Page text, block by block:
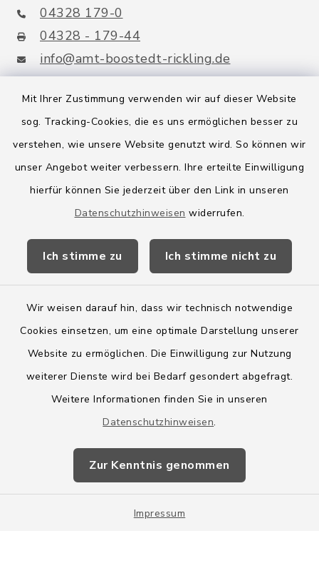
Mit Ihrer Zustimmung verwenden wir auf dieser Website
sog. Tracking-Cookies, die es uns ermöglichen besser zu
verstehen, wie unsere Website genutzt wird. So können wir
unser Angebot weiter verbessern. Ihre erteilte Einwilligung
hierfür können Sie jederzeit über den Link in unseren
Datenschutzhinweisen widerrufen.
Ich stimme zu Ich stimme nicht zu
Wir weisen darauf hin, dass wir technisch notwendige
Cookies einsetzen, um eine optimale Darstellung unserer
Website zu ermöglichen. Die Einwilligung zur Nutzung
weiterer Dienste wird bei Bedarf gesondert abgefragt.
Weitere Informationen finden Sie in unseren
Datenschutzhinweisen.
Zur Kenntnis genommen
Impressum
04328 179-0
04328 - 179-44
info@amt-boostedt-rickling.de
Quicklinks
Amt Boostedt-Rickling
Amtsbroschüre
Wege-Zweckverband
Barrierefreiheit
Impressum
Sitemap